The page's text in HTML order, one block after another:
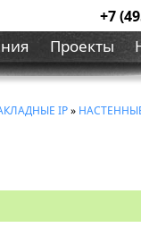
+7
Проекты
IP»